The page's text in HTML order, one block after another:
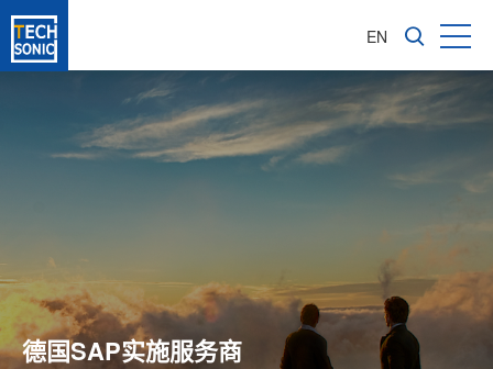
EN
成长型企业软件咨询服务商
亚太区1600多家成功实施客户
德国SAP实施服务商